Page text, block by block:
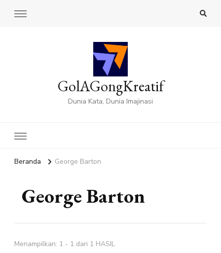
GolAGongKreatif
Dunia Kata, Dunia Imajinasi
Beranda George Barton
George Barton
Menampilkan: 1 - 1 dari 1 HASIL